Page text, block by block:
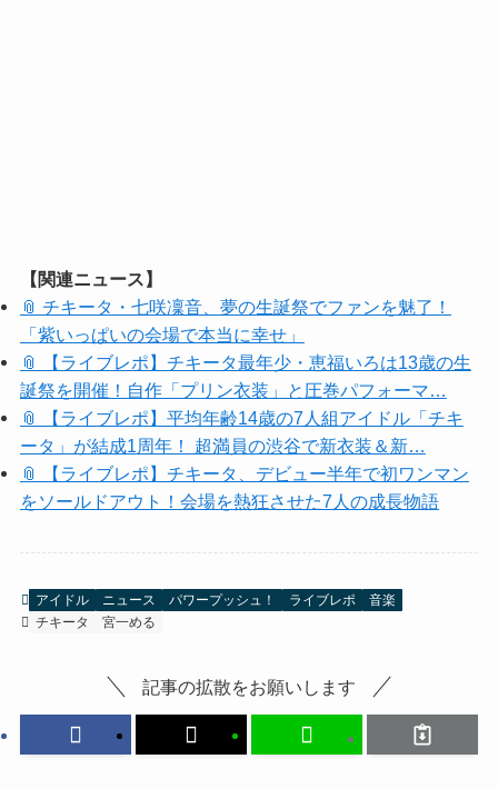
【関連ニュース】
📎 チキータ・七咲凜音、夢の生誕祭でファンを魅了！
「紫いっぱいの会場で本当に幸せ」
📎 【ライブレポ】チキータ最年少・恵福いろは13歳の生
誕祭を開催！自作「プリン衣装」と圧巻パフォーマ…
📎 【ライブレポ】平均年齢14歳の7人組アイドル「チキ
ータ」が結成1周年！ 超満員の渋谷で新衣装＆新…
📎 【ライブレポ】チキータ、デビュー半年で初ワンマン
をソールドアウト！会場を熱狂させた7人の成長物語
アイドル ニュース パワープッシュ！ ライブレポ
音楽
チキータ
宮一める
記事の拡散をお願いします